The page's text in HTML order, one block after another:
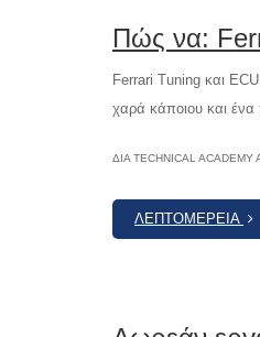
Πώς να:
Ferrari Tuning και
χαρά κάποιου και ένα
ΔΙΆ TECHNICAL ACADEMY
ΛΕΠΤΟΜΈΡΕΙΑ